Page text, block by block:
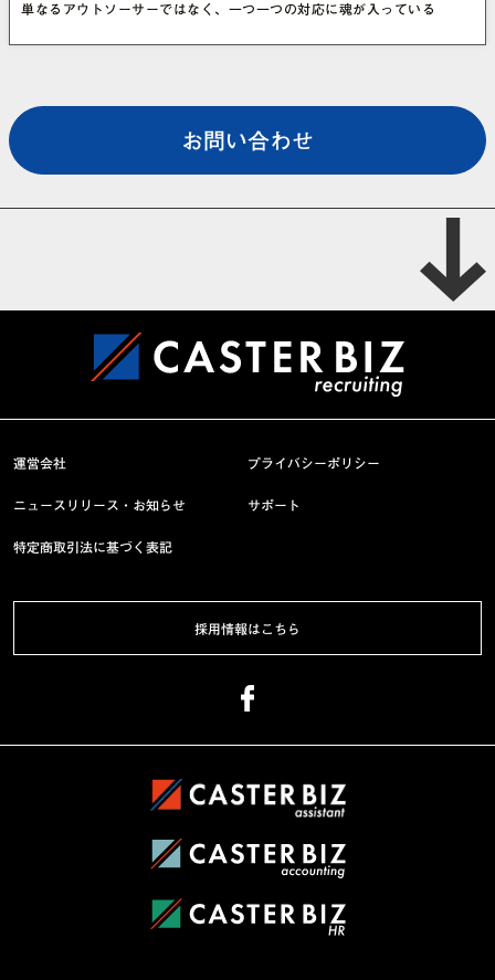
単なるアウトソーサーではなく、一つ一つの対応に魂が入っている
お問い合わせ
運営会社 プライバシーポリシー
ニュースリリース・お知らせ サポート
特定商取引法に基づく表記
採用情報はこちら